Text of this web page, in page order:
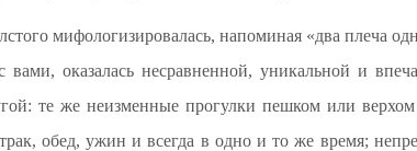
мифологизировалась, напоминая «два плеча
оказалась несравненной, уникальной и
те же неизменные прогулки пешком или
обед, ужин и всегда в одно и то же время;